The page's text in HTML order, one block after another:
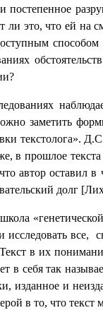
постепенное
это, что ей на
заметить
текстолога».
в прошлое
автор
долг
все,
Текст в их
в себя так
изданное и
в то, что